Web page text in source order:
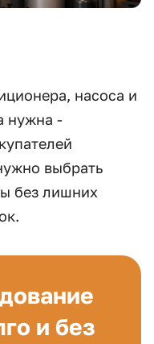
насоса и
нужна -
выбрать
без лишних
и без